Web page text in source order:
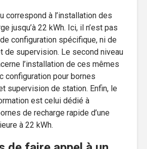
correspond à l’installation des
jusqu’à 22 kWh. Ici, il n’est pas
configuration spécifique, ni de
de supervision. Le second niveau
l’installation de ces mêmes
configuration pour bornes
supervision de station. Enfin, le
est celui dédié à
de recharge rapide d’une
à 22 kWh.